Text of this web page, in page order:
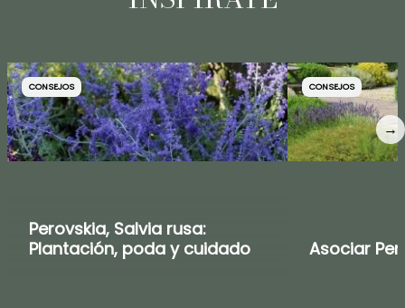
CONSEJOS
Perovskia, Salvia rusa:
Plantación, poda y cuidado
CONSEJOS
Asociar
→